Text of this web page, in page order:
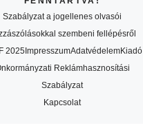
Szabályzat a jogellenes olvasói
szembeni fellépésről
2025ImpresszumAdatvédelemKiadó
Reklámhasznosítási
Szabályzat
Kapcsolat